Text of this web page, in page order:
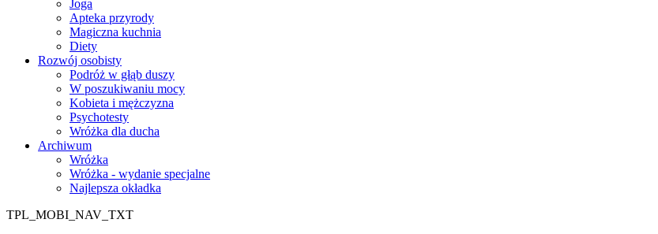
Joga
Apteka przyrody
Magiczna kuchnia
Diety
Rozwój osobisty
Podróż w głąb duszy
W poszukiwaniu mocy
Kobieta i mężczyzna
Psychotesty
Wróżka dla ducha
Archiwum
Wróżka
Wróżka - wydanie specjalne
Najlepsza okładka
TPL_MOBI_NAV_TXT